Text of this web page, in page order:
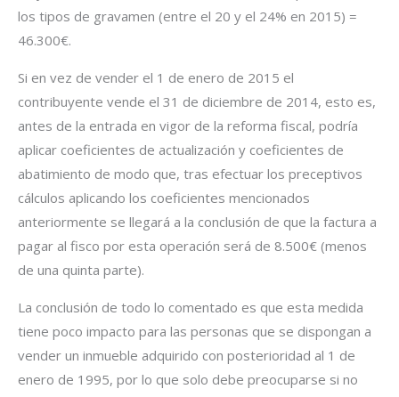
los tipos de gravamen (entre el 20 y el 24% en 2015) =
46.300€.
Si en vez de vender el 1 de enero de 2015 el
contribuyente vende el 31 de diciembre de 2014, esto es,
antes de la entrada en vigor de la reforma fiscal, podría
aplicar coeficientes de actualización y coeficientes de
abatimiento de modo que, tras efectuar los preceptivos
cálculos aplicando los coeficientes mencionados
anteriormente se llegará a la conclusión de que la factura a
pagar al fisco por esta operación será de 8.500€ (menos
de una quinta parte).
La conclusión de todo lo comentado es que esta medida
tiene poco impacto para las personas que se dispongan a
vender un inmueble adquirido con posterioridad al 1 de
enero de 1995, por lo que solo debe preocuparse si no